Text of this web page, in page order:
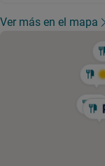
Ver más en el mapa